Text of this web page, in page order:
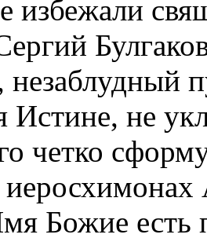
избежали
Истине, не
четко
Божие есть